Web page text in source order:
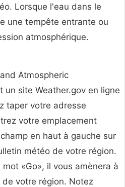
Lorsque l'eau dans le
une tempête entrante ou
atmosphérique.
Atmospheric
site Weather.gov en ligne
taper votre adresse
votre emplacement
en haut à gauche sur
météo de votre région.
«Go», il vous amènera à
votre région. Notez